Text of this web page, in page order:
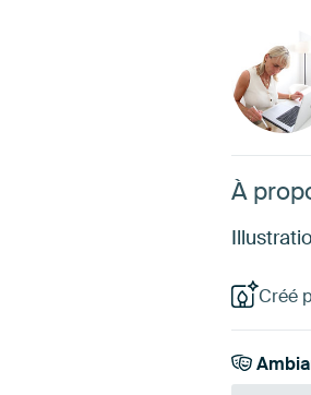
À
Créé